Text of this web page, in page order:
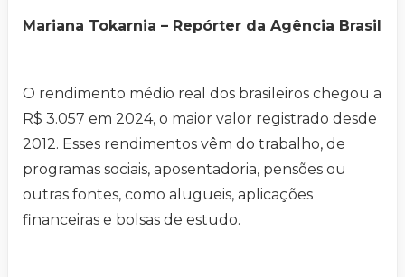
Mariana Tokarnia – Repórter da Agência Brasil
O rendimento médio real dos brasileiros chegou a
R$ 3.057 em 2024, o maior valor registrado desde
2012. Esses rendimentos vêm do trabalho, de
programas sociais, aposentadoria, pensões ou
outras fontes, como alugueis, aplicações
financeiras e bolsas de estudo.